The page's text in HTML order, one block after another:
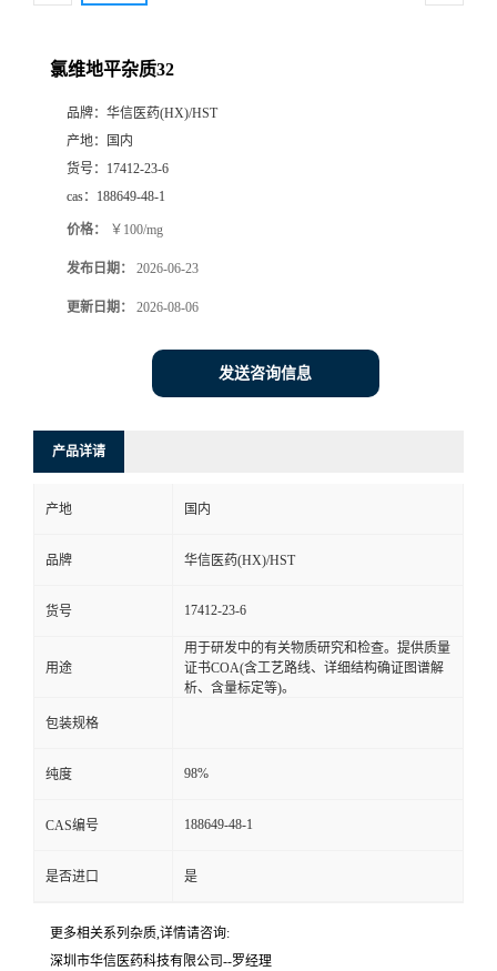
方
氯维地平杂质32
品牌： 华信医药(HX)/HST
产地：
国内
货号： 17412-23-6
cas： 188649-48-1
价格： ￥100/mg
发布日期： 2026-06-23
更新日期： 2026-08-06
发送咨询信息
产品详请
产地 国内
品牌 华信医药(HX)/HST
货号 17412-23-6
用途
用于研发中的有关物质研究和检查。提供质量
证书COA(含工艺路线、详细结构确证图谱解
析、含量标定等)。
包装规格
纯度 98%
CAS编号 188649-48-1
是否进口 是
更多相关系列杂质,详情请咨询:
深圳市华信医药科技有限公司--罗经理